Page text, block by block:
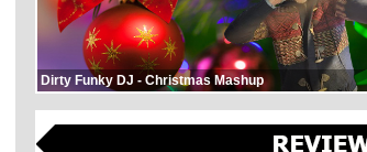
Dirty Funky DJ - Christmas Mashup